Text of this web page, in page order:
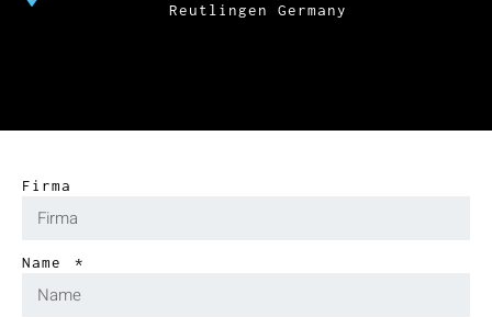
Reutlingen Germany
Firma
Name